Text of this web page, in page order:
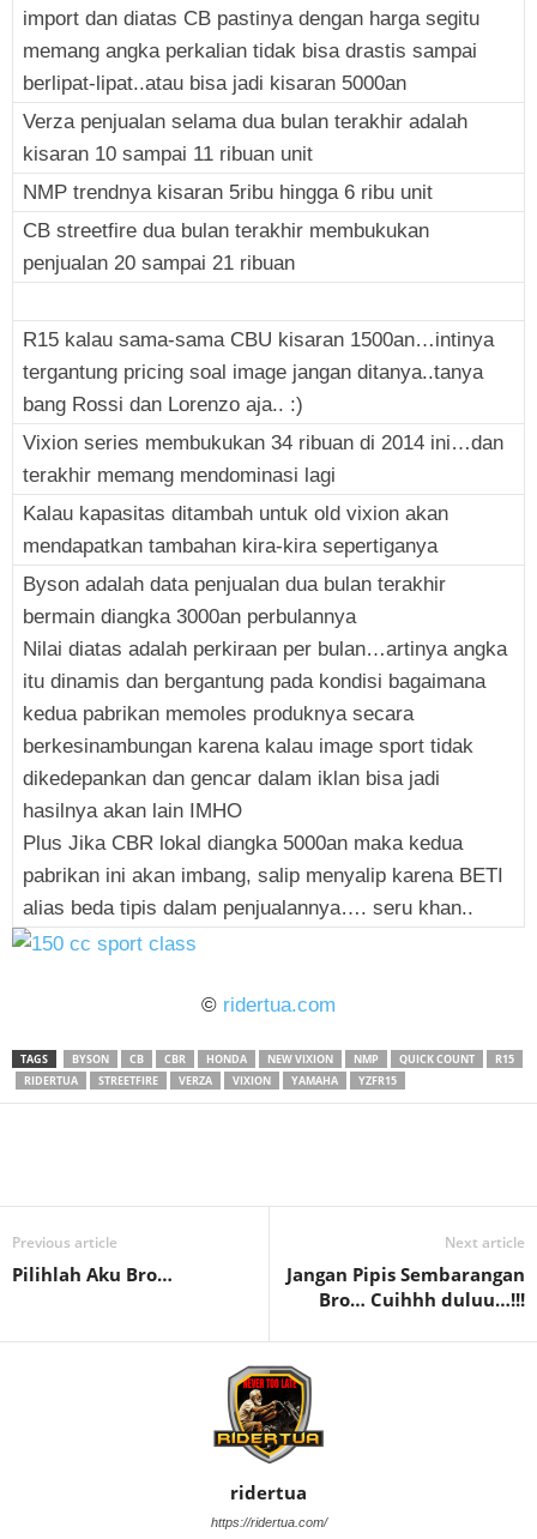
import dan diatas CB pastinya dengan harga segitu
memang angka perkalian tidak bisa drastis sampai
berlipat-lipat..atau bisa jadi kisaran 5000an
Verza penjualan selama dua bulan terakhir adalah
kisaran 10 sampai 11 ribuan unit
NMP trendnya kisaran 5ribu hingga 6 ribu unit
CB streetfire dua bulan terakhir membukukan
penjualan 20 sampai 21 ribuan
R15 kalau sama-sama CBU kisaran 1500an…intinya
tergantung pricing soal image jangan ditanya..tanya
bang Rossi dan Lorenzo aja.. :)
Vixion series membukukan 34 ribuan di 2014 ini…dan
terakhir memang mendominasi lagi
Kalau kapasitas ditambah untuk old vixion akan
mendapatkan tambahan kira-kira sepertiganya
Byson adalah data penjualan dua bulan terakhir
bermain diangka 3000an perbulannya
Nilai diatas adalah perkiraan per bulan…artinya angka
itu dinamis dan bergantung pada kondisi bagaimana
kedua pabrikan memoles produknya secara
berkesinambungan karena kalau image sport tidak
dikedepankan dan gencar dalam iklan bisa jadi
hasilnya akan lain IMHO
Plus Jika CBR lokal diangka 5000an maka kedua
pabrikan ini akan imbang, salip menyalip karena BETI
alias beda tipis dalam penjualannya…. seru khan..
© ridertua.com
TAGS BYSON CB CBR HONDA NEW VIXION NMP QUICK COUNT
R15
RIDERTUA
STREETFIRE VERZA VIXION YAMAHA YZFR15
Previous article
Pilihlah Aku Bro…
Next article
Jangan Pipis Sembarangan
Bro… Cuihhh duluu…!!!
ridertua
https://ridertua.com/